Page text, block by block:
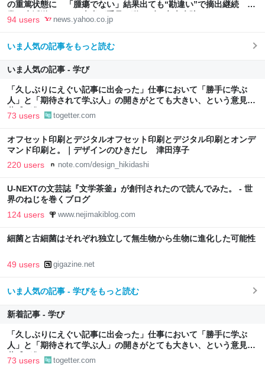
の重篤状態に 「腫瘍でない」結果出ても“勘違い”で摘出継続 通
常の生活送っていた患者が手足も動かず 京大病院（MBSニュー
ス） - Yahoo!ニュース
94 users news.yahoo.co.jp
いま人気の記事をもっと読む
いま人気の記事 - 学び
「久しぶりにえぐい記事に出会った」仕事において「勝手に学ぶ
人」と「期待されて学ぶ人」の開きがとても大きい、という意見に
共感が集まる
73 users togetter.com
オフセット印刷とデジタルオフセット印刷とデジタル印刷とオンデ
マンド印刷と。｜デザインのひきだし 津田淳子
220 users note.com/design_hikidashi
U-NEXTの文芸誌『文学茶釜』が創刊されたので読んでみた。 - 世
界のねじを巻くブログ
124 users www.nejimakiblog.com
細菌と古細菌はそれぞれ独立して無生物から生物に進化した可能性
49 users gigazine.net
いま人気の記事 - 学びをもっと読む
新着記事 - 学び
「久しぶりにえぐい記事に出会った」仕事において「勝手に学ぶ
人」と「期待されて学ぶ人」の開きがとても大きい、という意見に
共感が集まる
73 users togetter.com